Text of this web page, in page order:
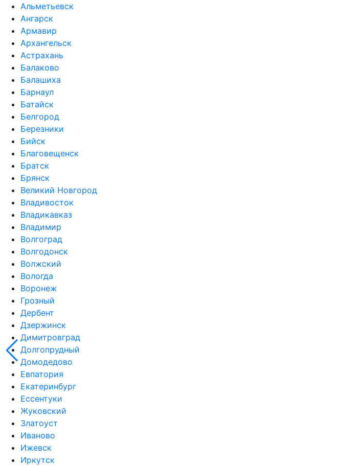
Альметьевск
Ангарск
Армавир
Архангельск
Астрахань
Балаково
Балашиха
Барнаул
Батайск
Белгород
Березники
Бийск
Благовещенск
Братск
Брянск
Великий Новгород
Владивосток
Владикавказ
Владимир
Волгоград
Волгодонск
Волжский
Вологда
Воронеж
Грозный
Дербент
Дзержинск
Димитровград
Долгопрудный
Домодедово
Евпатория
Екатеринбург
Ессентуки
Жуковский
Златоуст
Иваново
Ижевск
Иркутск